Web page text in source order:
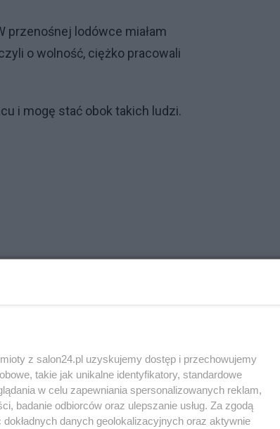
przenośnej lodówce miałam
o wolność, ciężko pracowali
i mogę stać obok takich ludzi.
z salon24.pl uzyskujemy dostęp i przechowujemy
takie jak unikalne identyfikatory, standardowe
w celu zapewniania spersonalizowanych reklam,
badanie odbiorców oraz ulepszanie usług. Za zgodą
danych geolokalizacyjnych oraz aktywnie